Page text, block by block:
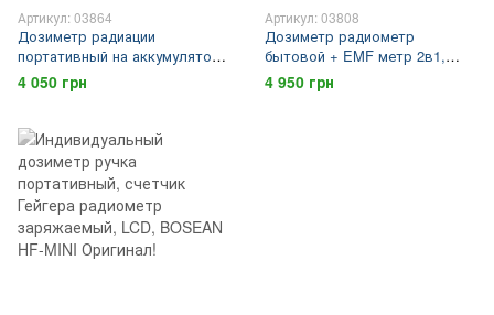
Артикул: 03864
Дозиметр радиации
портативный на аккумуляторе
со звуковым оповещением
BOSEAN HFS-20 Оригинал!
4 050 грн
Артикул: 03808
Дозиметр радиометр
бытовой + EMF метр 2в1,
счетчик Гейгера заряжаемый,
J302/5 сенсор, LCD, логгер
4 950 грн